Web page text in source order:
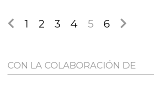
1 2 3 4 5 6
CON LA COLABORACIÓN DE